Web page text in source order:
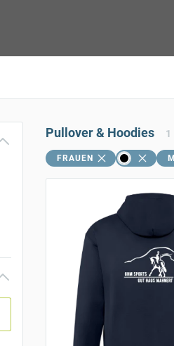
Pullover & Hoodies 1
FRAUEN M